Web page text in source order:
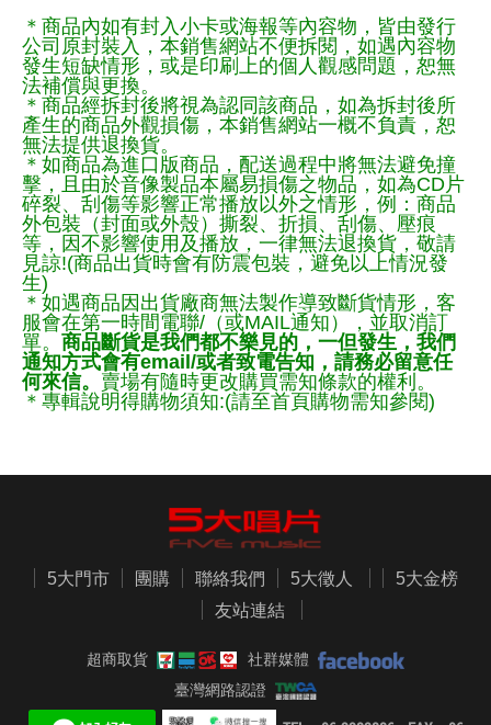
＊商品內如有封入小卡或海報等內容物，皆由發行
公司原封裝入，本銷售網站不便拆閱，如遇內容物
發生短缺情形，或是印刷上的個人觀感問題，恕無
法補償與更換。
＊商品經拆封後將視為認同該商品，如為拆封後所
產生的商品外觀損傷，本銷售網站一概不負責，恕
無法提供退換貨。
＊如商品為進口版商品，配送過程中將無法避免撞
擊，且由於音像製品本屬易損傷之物品，如為CD片
碎裂、刮傷等影響正常播放以外之情形，例：商品
外包裝（封面或外殼）撕裂、折損、刮傷、壓痕
等，因不影響使用及播放，一律無法退換貨，敬請
見諒!(商品出貨時會有防震包裝，避免以上情況發
生)
＊如遇商品因出貨廠商無法製作導致斷貨情形，客
服會在第一時間電聯/（或MAIL通知），並取消訂
單。 商品斷貨是我們都不樂見的，一但發生，我們
通知方式會有email/或者致電告知，請務必留意任
何來信。 賣場有隨時更改購買需知條款的權利。
＊專輯說明得購物須知:(請至首頁購物需知參閱)
5大門市 團購 聯絡我們 5大徵人
5大金榜
友站連結
超商取貨
社群媒體
臺灣網路認證